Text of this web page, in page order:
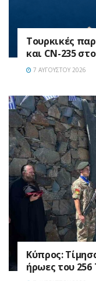
Τουρκικές
και CN-235
7 ΑΥΓΟΎΣΤΟΥ 2026
Κύπρος:
ήρωες του 256